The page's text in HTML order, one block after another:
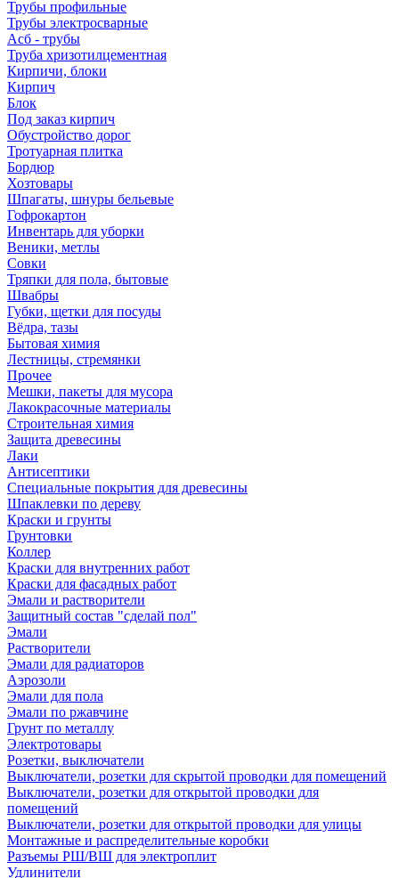
Трубы профильные
Трубы электросварные
Асб - трубы
Труба хризотилцементная
Кирпичи, блоки
Кирпич
Блок
Под заказ кирпич
Обустройство дорог
Тротуарная плитка
Бордюр
Хозтовары
Шпагаты, шнуры бельевые
Гофрокартон
Инвентарь для уборки
Веники, метлы
Совки
Тряпки для пола, бытовые
Швабры
Губки, щетки для посуды
Вёдра, тазы
Бытовая химия
Лестницы, стремянки
Прочее
Мешки, пакеты для мусора
Лакокрасочные материалы
Строительная химия
Защита древесины
Лаки
Антисептики
Специальные покрытия для древесины
Шпаклевки по дереву
Краски и грунты
Грунтовки
Коллер
Краски для внутренних работ
Краски для фасадных работ
Эмали и растворители
Защитный состав "сделай пол"
Эмали
Растворители
Эмали для радиаторов
Аэрозоли
Эмали для пола
Эмали по ржавчине
Грунт по металлу
Электротовары
Розетки, выключатели
Выключатели, розетки для скрытой проводки для помещений
Выключатели, розетки для открытой проводки для
помещений
Выключатели, розетки для открытой проводки для улицы
Монтажные и распределительные коробки
Разъемы РШ/ВШ для электроплит
Удлинители